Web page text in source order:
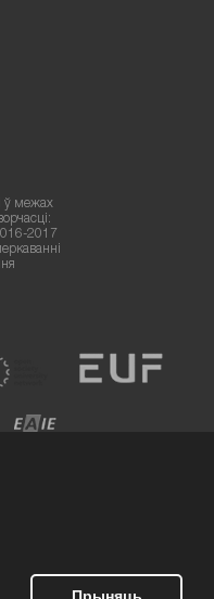
ў межах
2017
гуманітарны